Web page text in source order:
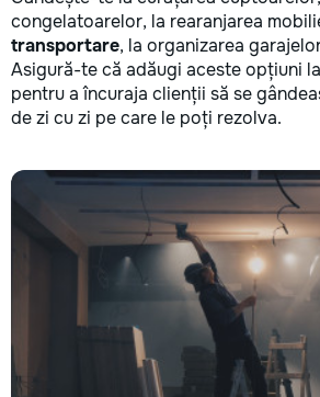
congelatoarelor, la rearanjarea
transportare, la organizarea
Asigură-te că adăugi aceste opțiuni
pentru a încuraja clienții să se
de zi cu zi pe care le poți rezolva.